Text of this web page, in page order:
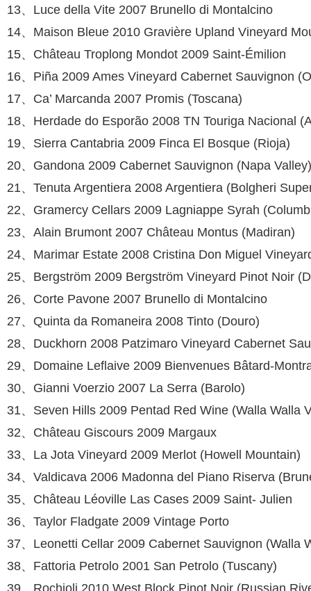
13、Luce della Vite 2007 Brunello di Mon­talcino
14、Maison Bleue 2010 Gravière Upland Vineyard
15、Château Troplong Mondot 2009 Saint-Émilion
16、Piña 2009 Ames Vine­yard Cabernet Sauvi­gnon
17、Ca’ Marcanda 2007 Promis (Toscana)
18、Herdade do Esporão 2008 TN Touriga Nacional
19、Sierra Cantabria 2009 Finca El Bosque (Rioja)
20、Gandona 2009 Cabernet Sauvignon (Napa Valley)
21、Tenuta Argentiera 2008 Argentiera (Bol­gheri
22、Gramercy Cellars 2009 Lagniappe Syr­ah
23、Alain Brumont 2007 Château Montus (Madiran)
24、Marimar Estate 2008 Cristina Don Miguel
25、Bergström 2009 Bergström Vineyard Pi­not Noir
26、Corte Pavone 2007 Brunello di Montalci­no
27、Quinta da Romaneira 2008 Tinto (Douro)
28、Duckhorn 2008 Patzimaro Vineyard Cab­ernet
29、Domaine Leflaive 2009 Bienvenues Bâ­tard-
30、Gianni Voerzio 2007 La Serra (Barolo)
31、Seven Hills 2009 Pentad Red Wine (Walla Walla
32、Château Giscours 2009 Margaux
33、La Jota Vineyard 2009 Merlot (Howell Mountain)
34、Valdicava 2006 Madonna del Piano Riser­va
35、Château Léoville Las Cases 2009 Saint- Julien
36、Taylor Fladgate 2009 Vintage Porto
37、Leonetti Cellar 2009 Cabernet Sauvignon (Walla
38、Fattoria Petrolo 2001 San Petrolo (Tusca­ny)
39、Rochioli 2010 West Block Pinot Noir (Russian